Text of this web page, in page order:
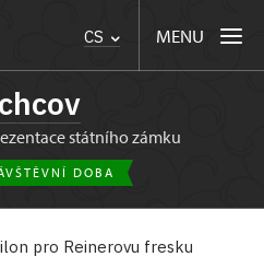
CS MENU
státního zámku
DOBA
pro Reinerovu fresku